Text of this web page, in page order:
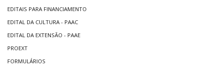
EDITAIS PARA FINANCIAMENTO
EDITAL DA CULTURA - PAAC
EDITAL DA EXTENSÃO - PAAE
PROEXT
FORMULÁRIOS